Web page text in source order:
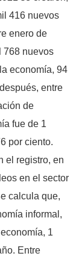
416 nuevos
enero de
768 nuevos
economía, 94
entre
de
fue de 1
por ciento.
el registro, en
en el sector
calcula que,
informal,
1
Entre